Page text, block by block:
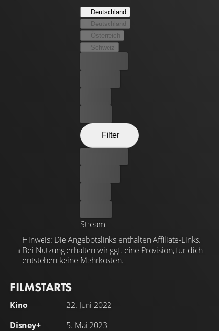
exzessivere Züge annimmt. Als Edward zufällig das
Geheimnis seiner Frau entdeckt, dreht er durch - mit
tödlichen Konsequenzen...
Deutschland
Deutschland
Österreich
Schweiz
Filter
Stream
Hinweis: Die Angebotslinks enthalten Affiliate-Links.
Bei Nutzung erhalten wir ggf. eine Provision, für dich
entstehen keine Mehrkosten.
FILMSTARTS
Kino
22. Juni 2022
Disney+
5. Mai 2023